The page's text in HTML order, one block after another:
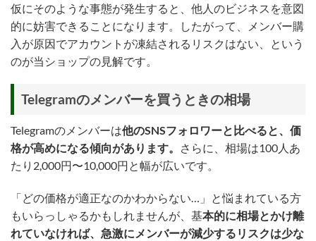
仮にそのような事態が発生すると、他人のビジネスを意図
的に妨害できることになります。したがって、メンバー購
入が原因でアカウントが凍結されるリスクはない、という
のが当ショップの見解です。
Telegramのメンバーを買うときの相場
Telegramのメンバーは他のSNSフォロワーと比べると、価
格が高めになる傾向があります。
さらに、相場は100人あ
たり2,000円〜10,000円と幅が広いです。
「どの価格が適正なのかわからない…」と悩まれている方
もいらっしゃるかもしれませんが、基本的に相場とかけ離
れていなければ、急激にメンバーが減少するリスクは少な